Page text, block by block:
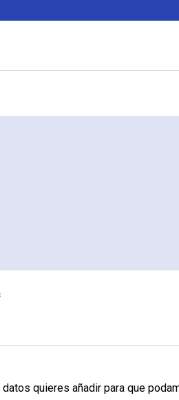
quieres añadir para que